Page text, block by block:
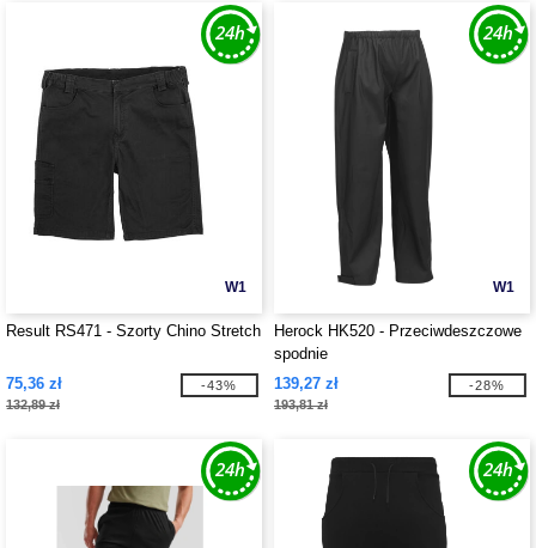
W1
Result RS471 - Szorty Chino Stretch
75,36 zł
132,89 zł
-43%
W1
Herock HK520 - Przeciwdeszczowe
spodnie
139,27 zł
193,81 zł
-28%